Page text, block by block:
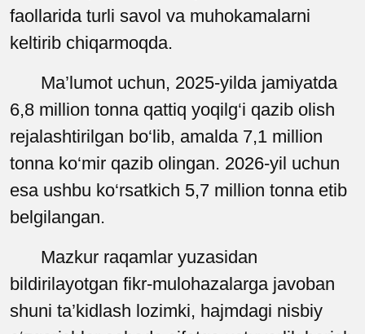
faollarida turli savol va muhokamalarni
keltirib chiqarmoqda.
Ma’lumot uchun, 2025-yilda jamiyatda
6,8 million tonna qattiq yoqilg‘i qazib olish
rejalashtirilgan bo‘lib, amalda 7,1 million
tonna ko‘mir qazib olingan. 2026-yil uchun
esa ushbu ko‘rsatkich 5,7 million tonna etib
belgilangan.
Mazkur raqamlar yuzasidan
bildirilayotgan fikr-mulohazalarga javoban
shuni ta’kidlash lozimki, hajmdagi nisbiy